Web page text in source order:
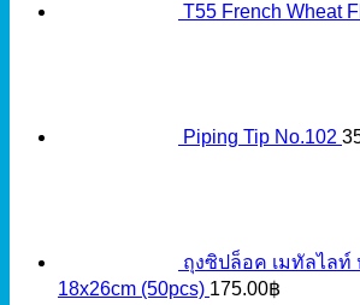
T55 French Wheat
Piping Tip No.102
ถุงซิปล็อค เมทัลไลท์
18x26cm (50pcs) 175.00฿